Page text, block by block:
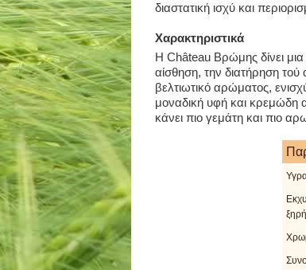
διαστατική ισχύ και
Χαρακτηριστικά
Η Château Βρώμης δίνει μια
αίσθηση, την διατήρηση
βελτιωτικό αρώματος,
μοναδική υφή και κρεμώδη
κάνει πιο γεμάτη και πιο